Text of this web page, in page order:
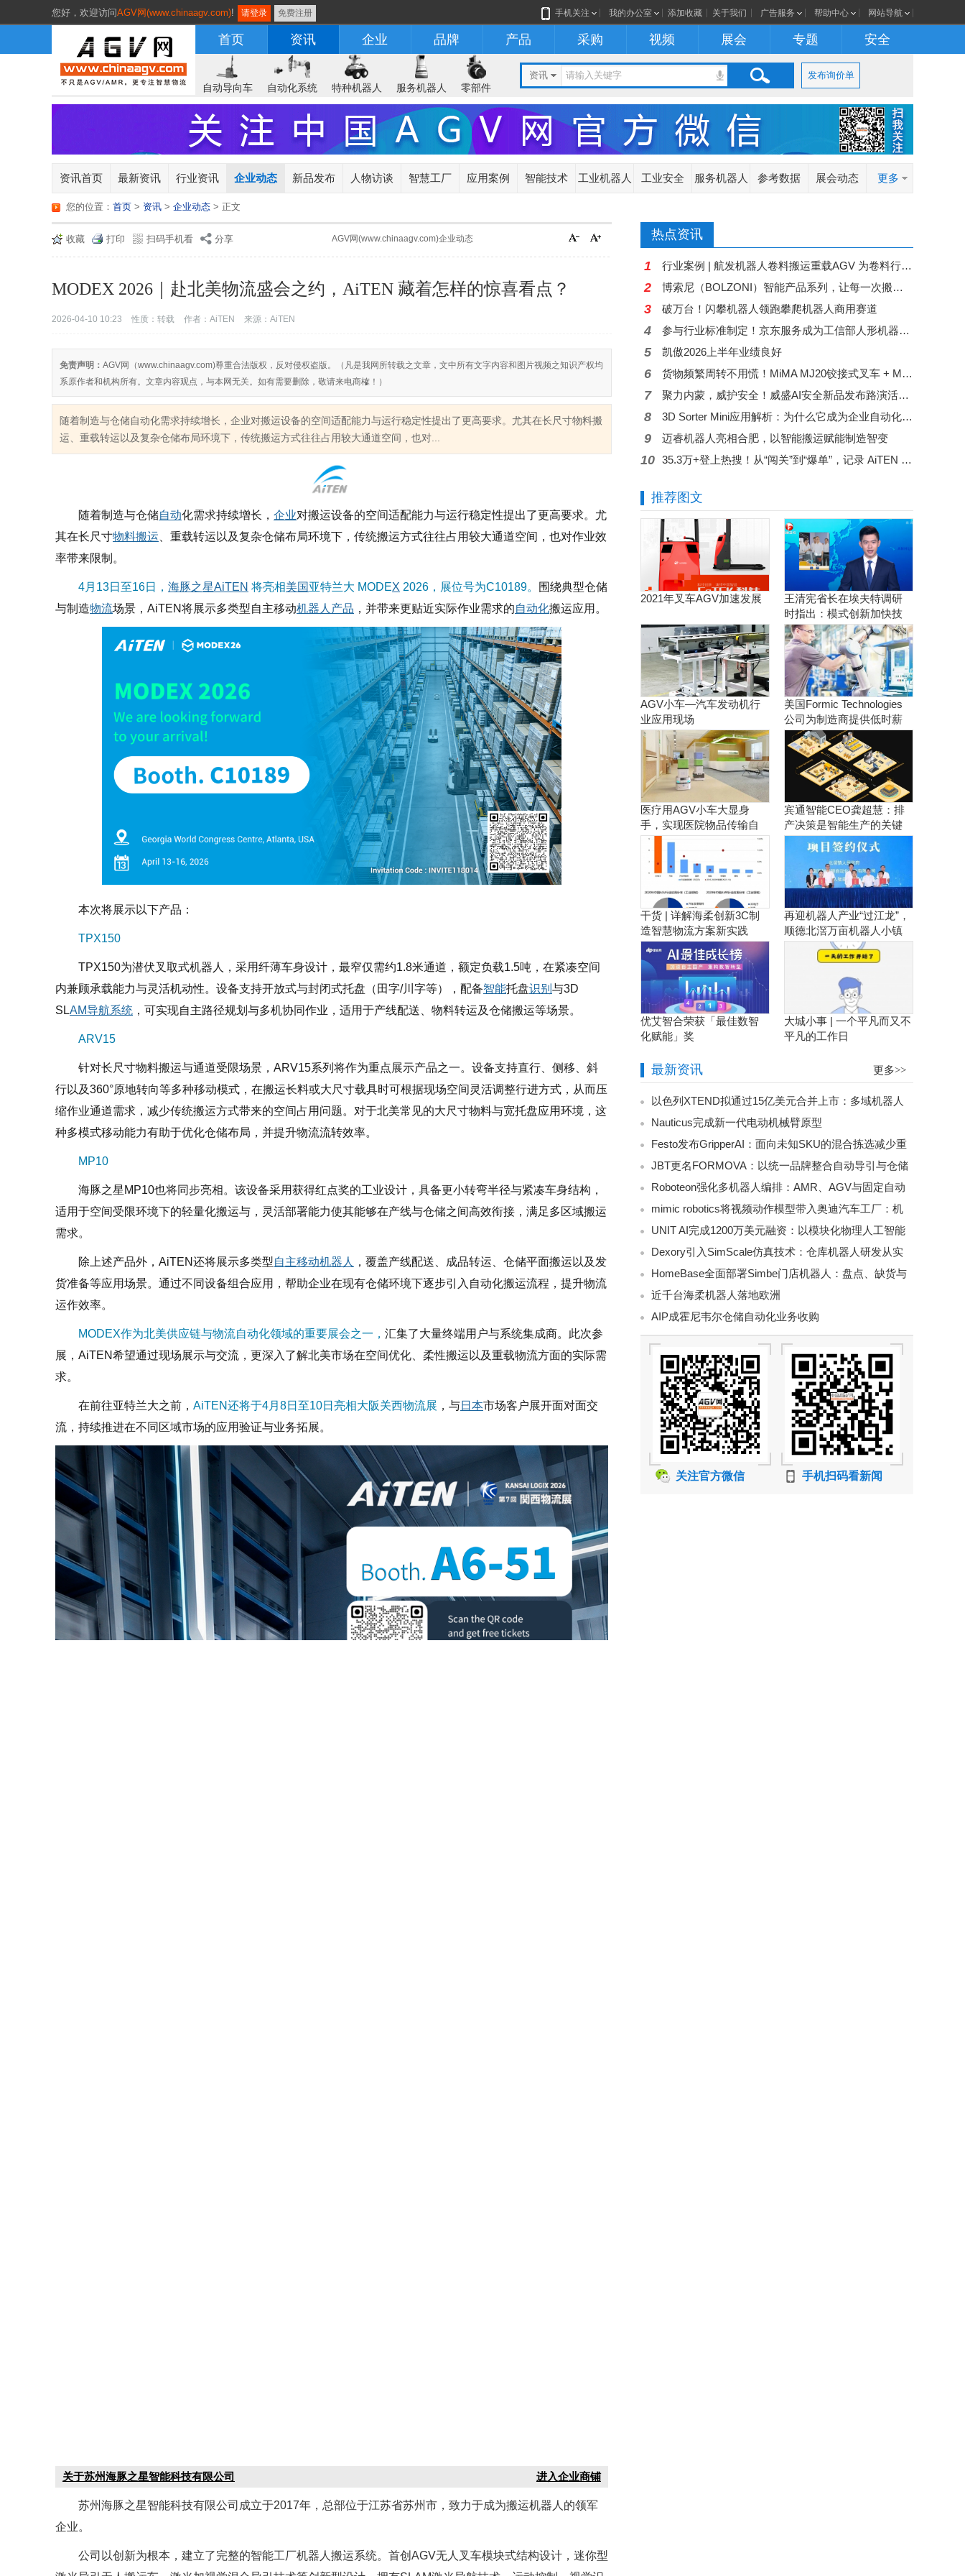
您好， 欢迎访问AGV网(www.chinaagv.com)! 请登录 免费注册 手机关注 我的办公室 添加收藏 关于我们 广告服务 帮助中心 网站导航
首页 资讯 企业 品牌 产品 采购 视频 展会 专题 安全
自动导向车 自动化系统 特种机器人 服务机器人 零部件
资讯 发布询价单
资讯首页 最新资讯 行业资讯 企业动态 新品发布 人物访谈 智慧工厂 应用案例 智能技术 工业机器人 工业安全 服务机器人 参考数据 展会动态 更多
您的位置： 首页 > 资讯 > 企业动态 > 正文
收藏 打印 扫码手机看 分享 AGV网(www.chinaagv.com)企业动态
MODEX 2026｜赴北美物流盛会之约，AiTEN 藏着怎样的惊喜看点？
2026-04-10 10:23 性质：转载 作者：AiTEN 来源：AiTEN
免责声明： AGV网（www.chinaagv.com)尊重合法版权，反对侵权盗版。（凡是我网所转载之文章，文中所有文字内容和图片视频之知识产权均
系原作者和机构所有。文章内容观点，与本网无关。如有需要删除，敬请来电商榷！）
随着制造与仓储自动化需求持续增长，企业对搬运设备的空间适配能力与运行稳定性提出了更高要求。尤其在长尺寸物料搬
运、重载转运以及复杂仓储布局环境下，传统搬运方式往往占用较大通道空间，也对...
随着制造与仓储自动化需求持续增长， 企业对搬运设备的空间适配能力与运行稳定性提出了更高要求。尤
其在长尺寸物料搬运 、重载转运以及复杂仓储布局环境下，传统搬运方式往往占用较大通道空间，也对作业效
率带来限制。
4月13日至16日， 海豚之星AiTEN 将亮相美国 亚特兰大 MODEX 2026，展位号为C10189。
围绕典型仓储
与制造物流场景，AiTEN将展示多类型自主移动机器人 产品 ，并带来更贴近实际作业需求的自动化搬运应用。
本次将展示以下产品：
TPX150
TPX150为潜伏叉取式机器人，采用纤薄车身设计，最窄仅需约1.8米通道，额定负载1.5吨，在紧凑空间
内兼顾承载能力与灵活机动性。设备支持开放式与封闭式托盘 （田字/川字等），配备智能托盘识别 与3D
SLAM导航系统 ，可实现自主路径规划与多机协同作业，适用于产线配送、物料转运及仓储搬运等场景。
ARV15
针对长尺寸物料搬运与通道受限场景，ARV15系列将作为重点展示产品之一。设备支持直行、侧移、斜
行以及360°原地转向等多种移动模式，在搬运长料或大尺寸载具时可根据现场空间灵活调整行进方式，从而压
缩作业通道需求，减少传统搬运方式带来的空间占用问题。对于北美常见的大尺寸物料与宽托盘应用环境，这
种多模式移动能力有助于优化仓储布局，并提升物流流转效率。
MP10
海豚之星MP10也将同步亮相。该设备采用获得红点奖的工业设计，具备更小转弯半径与紧凑车身结构，
适用于空间受限环境下的轻量化搬运与，灵活部署能力使其能够在产线与仓储之间高效衔接，满足多区域搬运
需求。
除上述产品外，AiTEN还将展示多类型自主移动机器人
，覆盖产线配送、成品转运、仓储平面搬运以及发
货准备等应用场景。通过不同设备组合应用，帮助企业在现有仓储环境下逐步引入自动化搬运流程，提升物流
运作效率。
MODEX作为北美供应链与物流自动化领域的重要展会之一， 汇集了大量终端用户与系统集成商。此次参
展，AiTEN希望通过现场展示与交流，更深入了解北美市场在空间优化、柔性搬运以及重载物流方面的实际需
求。
在前往亚特兰大之前， AiTEN还将于4月8日至10日亮相大阪关西物流展 ，与日本市场客户展开面对面交
流，持续推进在不同区域市场的应用验证与业务拓展。
关于苏州海豚之星智能科技有限公司 进入企业商铺
苏州海豚之星智能科技有限公司成立于2017年，总部位于江苏省苏州市，致力于成为搬运机器人的领军
企业。
公司以创新为根本，建立了完整的智能工厂机器人搬运系统。首创AGV无人叉车模块式结构设计，迷你型
热点资讯
1 行业案例 | 航发机器人卷料搬运重载AGV 为卷料行业运输难题“卷”出高效解决方案
2 博索尼（BOLZONI）智能产品系列，让每一次搬运都更加智慧
3 破万台！闪攀机器人领跑攀爬机器人商用赛道
4 参与行业标准制定！京东服务成为工信部人形机器人与具身智能标委会应用工作组（WG5）成员
5 凯傲2026上半年业绩良好
6 货物频繁周转不用慌！MiMA MJ20铰接式叉车 + MK30平衡重叉车，助力电商行业仓储效率翻倍！
7 聚力内蒙，威护安全！威盛AI安全新品发布路演活动圆满举行！
8 3D Sorter Mini应用解析：为什么它成为企业自动化升级的第一步？
9 迈睿机器人亮相合肥，以智能搬运赋能制造智变
10 35.3万+登上热搜！从“闯关”到“爆单”，记录 AiTEN 的全球化实践
推荐图文
2021年叉车AGV加速发展
王清宪省长在埃夫特调研
时指出：模式创新加快技
术创新和产品创新的落地
AGV小车—汽车发动机行
业应用现场
美国Formic Technologies
公司为制造商提供低时薪
的租赁工业机器人服务
医疗用AGV小车大显身
手，实现医院物品传输自
动化！
宾通智能CEO龚超慧：排
产决策是智能生产的关键
干货 | 详解海柔创新3C制
造智慧物流方案新实践
再迎机器人产业“过江龙”，
顺德北滘万亩机器人小镇
正逐步成型！
优艾智合荣获「最佳数智
化赋能」奖
大城小事 | 一个平凡而又不
平凡的工作日
最新资讯 更多>>
以色列XTEND拟通过15亿美元合并上市：多域机器人
平台加速规模化
Nauticus完成新一代电动机械臂原型
Festo发布GripperAI：面向未知SKU的混合拣选减少重
复编程
JBT更名FORMOVA：以统一品牌整合自动导引与仓储
自动化业务
Roboteon强化多机器人编排：AMR、AGV与固定自动
化走向统一物料流控制
mimic robotics将视频动作模型带入奥迪汽车工厂：机
器人训练开始直接利用视觉示范
UNIT AI完成1200万美元融资：以模块化物理人工智能
降低仓储自动化门槛
Dexory引入SimScale仿真技术：仓库机器人研发从实
体试错转向云端验证
HomeBase全面部署Simbe门店机器人：盘点、缺货与
价格核查实现持续数字化
近千台海柔机器人落地欧洲
AIP成霍尼韦尔仓储自动化业务收购
关注官方微信 手机扫码看新闻